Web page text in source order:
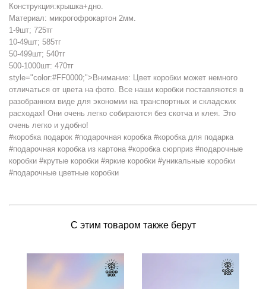
Конструкция:крышка+дно.
Материал: микрогофрокартон 2мм.
1-9шт; 725тг
10-49шт; 585тг
50-499шт; 540тг
500-1000шт: 470тг
style="color:#FF0000;">Внимание: Цвет коробки может немного
отличаться от цвета на фото. Все наши коробки поставляются в
разобранном виде для экономии на транспортных и складских
расходах! Они очень легко собираются без скотча и клея. Это
очень легко и удобно!
#коробка подарок #подарочная коробка #коробка для подарка
#подарочная коробка из картона #коробка сюрприз #подарочные
коробки #крутые коробки #яркие коробки #уникальные коробки
#подарочные цветные коробки
С этим товаром также берут